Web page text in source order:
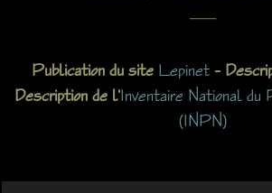
X
Publication du site Lepinet–
Description de l'Inventaire National du
(INPN)